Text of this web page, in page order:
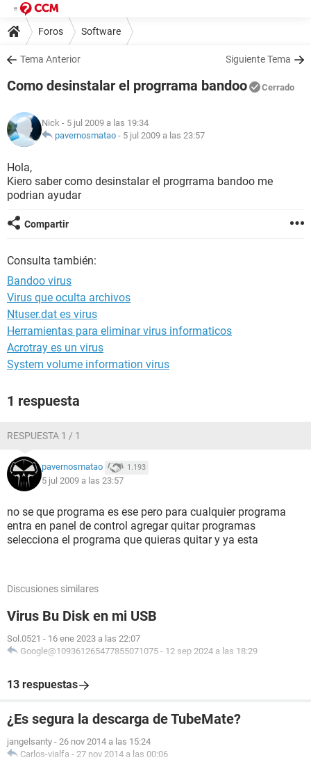
Foros Software
Tema Anterior Siguiente Tema
Como desinstalar el progrrama bandoo Cerrado
Nick - 5 jul 2009 a las 19:34
pavernosmatao - 5 jul 2009 a las 23:57
Hola,
Kiero saber como desinstalar el progrrama bandoo me
podrian ayudar
Compartir
Consulta también:
Bandoo virus
Virus que oculta archivos
Ntuser.dat es virus
Herramientas para eliminar virus informaticos
Acrotray es un virus
System volume information virus
1 respuesta
RESPUESTA 1 / 1
pavernosmatao 1.193
5 jul 2009 a las 23:57
no se que programa es ese pero para cualquier programa
entra en panel de control agregar quitar programas
selecciona el programa que quieras quitar y ya esta
Discusiones similares
Virus Bu Disk en mi USB
Sol.0521 - 16 ene 2023 a las 22:07
Google@109361265477855071075 - 12 sep 2024 a las 18:29
13 respuestas
¿Es segura la descarga de TubeMate?
jangelsanty - 26 nov 2014 a las 15:24
Carlos-vialfa - 27 nov 2014 a las 00:06